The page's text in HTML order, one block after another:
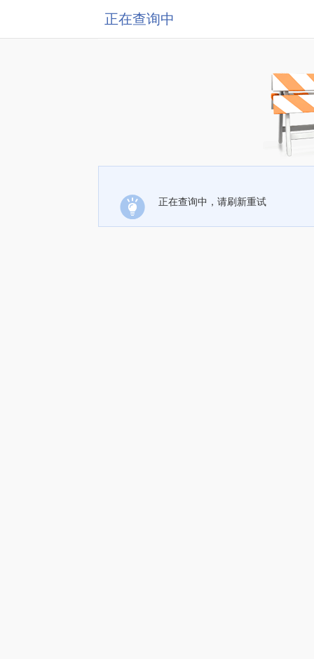
正在查询中
正在查询中，请刷新重试